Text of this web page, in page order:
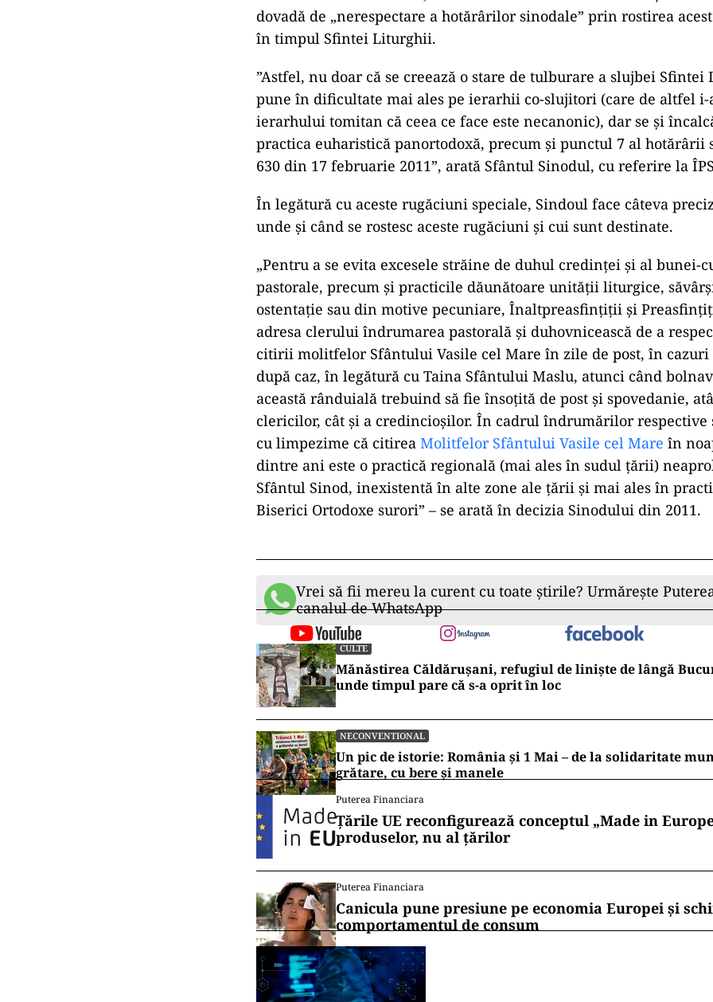
ad
În octombrie anul trecut, Cancelaria Sfântului Sinod anunța că
dovadă de „nerespectare a hotărârilor sinodale” prin rostirea
în timpul Sfintei Liturghii.
”Astfel, nu doar că se creează o stare de tulburare a slujbei
pune în dificultate mai ales pe ierarhii co-slujitori (care de altfel i-
ierarhului tomitan că ceea ce face este necanonic), dar se şi
practica euharistică panortodoxă, precum şi punctul 7 al hotărârii
630 din 17 februarie 2011”, arată Sfântul Sinodul, cu referire la
În legătură cu aceste rugăciuni speciale, Sindoul face câteva
unde și când se rostesc aceste rugăciuni și cui sunt destinate.
pastorale, precum și practicile dăunătoare unității liturgice,
ostentație sau din motive pecuniare, Înaltpreasfințiții și
adresa clerului îndrumarea pastorală și duhovnicească de a
citirii molitfelor Sfântului Vasile cel Mare în zile de post, în cazuri
după caz, în legătură cu Taina Sfântului Maslu, atunci când
această rânduială trebuind să fie însoțită de post și spovedanie,
clericilor, cât și a credincioșilor. În cadrul îndrumărilor respective
cu limpezime că citireaMolitfelor Sfântului Vasile cel Mareîn
dintre ani este o practică regională (mai ales în sudul țării)
Sfântul Sinod, inexistentă în alte zone ale țării și mai ales în
Biserici Ortodoxe surori” – se arată în decizia Sinodului din 2011.
canalul de WhatsApp
CULTE
unde timpul pare că s-a oprit în loc